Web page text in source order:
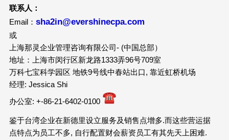
联系人：
Email： sha2in@evershinecpa.com
或
上海那灵企业管理咨询有限公司- (中国总部）
地址：上海市闵行区新龙路1333弄96号709室
万科七宝科学园区 地铁9号线中春站出口, 靠近虹桥机场
经理: Jessica Shi
办公室: +-86-21-6402-0100
鉴于台湾企业在新德里设立服务及销售点增多.而这些营运据
点特点为员工不多, 自行配置财会薪资员工有其先天上困难.